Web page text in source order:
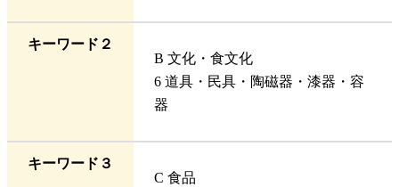
キーワード２
B 文化・食文化
6 道具・民具・陶磁器・漆器・容
器
キーワード３
C 食品